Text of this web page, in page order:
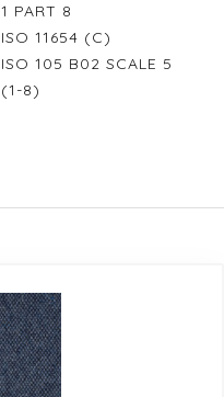
1 PART 8
ISO 11654 (C)
ISO 105 B02 SCALE 5
(1-8)